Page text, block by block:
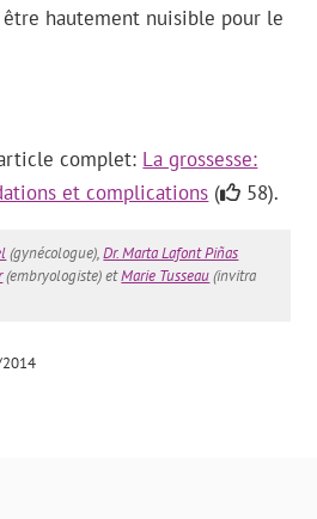
être hautement nuisible pour le
complet: La grossesse:
et complications ( 58).
(gynécologue),Dr. Marta Lafont Piñas
(embryologiste) etMarie Tusseau(invitra